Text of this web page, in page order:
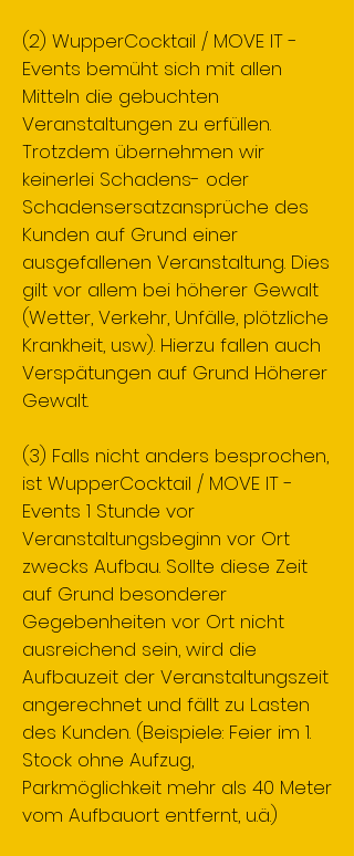
(2) WupperCocktail / MOVE IT -
Events bemüht sich mit allen
Mitteln die gebuchten
Veranstaltungen zu erfüllen.
Trotzdem übernehmen wir
keinerlei Schadens- oder
Schadensersatzansprüche des
Kunden auf Grund einer
ausgefallenen Veranstaltung. Dies
gilt vor allem bei höherer Gewalt
(Wetter, Verkehr, Unfälle, plötzliche
Krankheit, usw). Hierzu fallen auch
Verspätungen auf Grund Höherer
Gewalt.
(3) Falls nicht anders besprochen,
ist WupperCocktail / MOVE IT -
Events 1 Stunde vor
Veranstaltungsbeginn vor Ort
zwecks Aufbau. Sollte diese Zeit
auf Grund besonderer
Gegebenheiten vor Ort nicht
ausreichend sein, wird die
Aufbauzeit der Veranstaltungszeit
angerechnet und fällt zu Lasten
des Kunden. (Beispiele: Feier im 1.
Stock ohne Aufzug,
Parkmöglichkeit mehr als 40 Meter
vom Aufbauort entfernt, u.ä.)